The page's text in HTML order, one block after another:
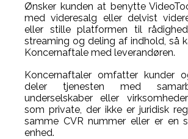
Ønsker kunden at benytte
med videresalg eller delvist
eller stille platformen til
streaming og deling af indhold, så
Koncernaftale med leverandøren.
Koncernaftaler omfatter kunder
deler tjenesten med
underselskaber eller
som private, der ikke er juridisk
samme CVR nummer eller er en
enhed.